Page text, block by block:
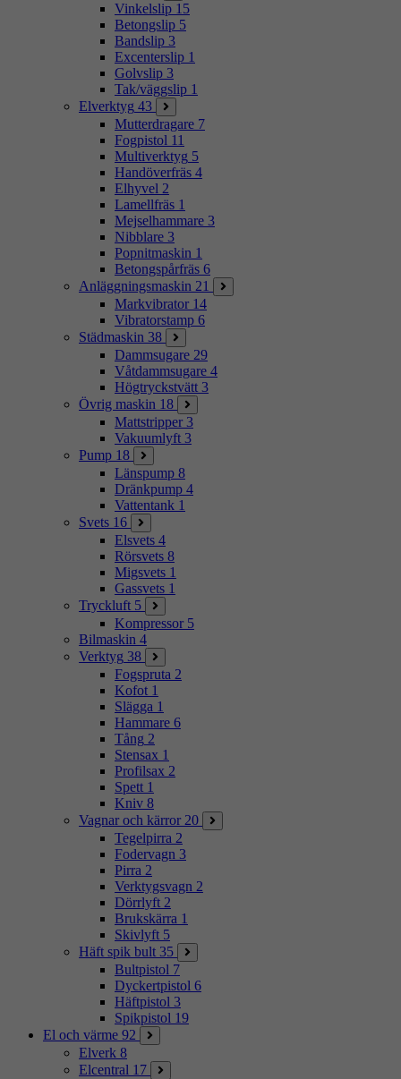
Vinkelslip 15
Betongslip 5
Bandslip 3
Excenterslip 1
Golvslip 3
Tak/väggslip 1
Elverktyg 43
Mutterdragare 7
Fogpistol 11
Multiverktyg 5
Handöverfräs 4
Elhyvel 2
Lamellfräs 1
Mejselhammare 3
Nibblare 3
Popnitmaskin 1
Betongspårfräs 6
Anläggningsmaskin 21
Markvibrator 14
Vibratorstamp 6
Städmaskin 38
Dammsugare 29
Våtdammsugare 4
Högtryckstvätt 3
Övrig maskin 18
Mattstripper 3
Vakuumlyft 3
Pump 18
Länspump 8
Dränkpump 4
Vattentank 1
Svets 16
Elsvets 4
Rörsvets 8
Migsvets 1
Gassvets 1
Tryckluft 5
Kompressor 5
Bilmaskin 4
Verktyg 38
Fogspruta 2
Kofot 1
Slägga 1
Hammare 6
Tång 2
Stensax 1
Profilsax 2
Spett 1
Kniv 8
Vagnar och kärror 20
Tegelpirra 2
Fodervagn 3
Pirra 2
Verktygsvagn 2
Dörrlyft 2
Brukskärra 1
Skivlyft 5
Häft spik bult 35
Bultpistol 7
Dyckertpistol 6
Häftpistol 3
Spikpistol 19
El och värme 92
Elverk 8
Elcentral 17